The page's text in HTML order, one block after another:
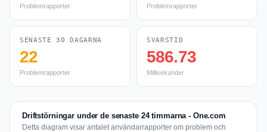
Problemrapporter Problemrapporter
SENASTE 30 DAGARNA
22
Problemrapporter
SVARSTID
586.73
Millisekunder
Driftstörningar under de senaste 24 timmarna - One.com
Detta diagram visar antalet användarrapporter om problem och